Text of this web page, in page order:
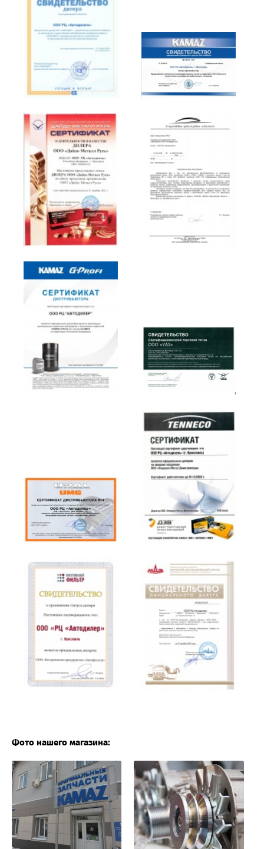
Фото нашего магазина: